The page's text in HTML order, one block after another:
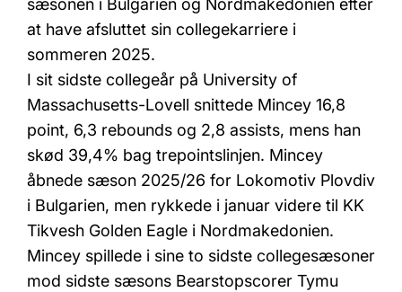
sæsonen i Bulgarien og Nordmakedonien efter
at have afsluttet sin collegekarriere i
sommeren 2025.
I sit sidste collegeår på University of
Massachusetts-Lovell snittede Mincey 16,8
point, 6,3 rebounds og 2,8 assists, mens han
skød 39,4% bag trepointslinjen. Mincey
åbnede sæson 2025/26 for Lokomotiv Plovdiv
i Bulgarien, men rykkede i januar videre til KK
Tikvesh Golden Eagle i Nordmakedonien.
Mincey spillede i sine to sidste collegesæsoner
mod sidste sæsons Bearstopscorer Tymu